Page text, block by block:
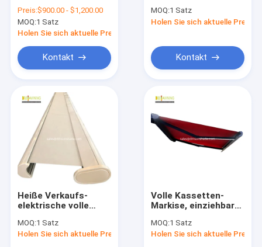
Neuigkeiten
Bitte um ein Angebot
Ausziehbare Markise
wasserdichte einziehbare Markise
Rückziehbare Fensterfenster
Rückziehbare Dachmarkise
Franzosische Markisen
Markisenrollenrohr
Aluminium Blinds
Pergola
Preis:$900.00 - $1,200.00
MOQ:1 Satz
Holen Sie sich aktuelle Preis
Kontakt
besonders an, die
volle Kassette
motorisierte
MOQ:1 Satz
Holen Sie sich aktuelle Preis
Kontakt
Heiße Verkaufs-
elektrische volle
machen weißer
Farbrahmen und
MOQ:1 Satz
Holen Sie sich aktuelle Preis
Volle Kassetten-
Markise, einziehbare
Berufsmarkisen-
Lieferant
MOQ:1 Satz
Holen Sie sich aktuelle Preis